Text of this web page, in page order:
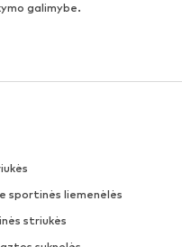
galimybe.
sportinės liemenėlės
striukės